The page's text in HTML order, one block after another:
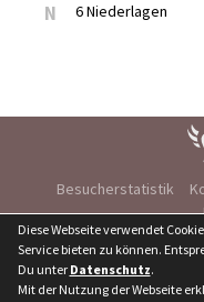
Team
N 6 Niederlagen
Besucherstatistik
Diese Webseite verwendet
Service bieten zu können.
Du unter Datenschutz.
Mit der Nutzung der Webseite